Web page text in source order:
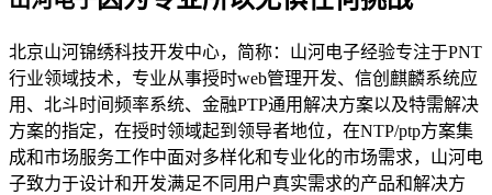
北京山河锦绣科技开发中心，简称：山河电子经验专注于PNT
行业领域技术，专业从事授时web管理开发、信创麒麟系统应
用、北斗时间频率系统、金融PTP通用解决方案以及特需解决
方案的指定，在授时领域起到领导者地位，在NTP/ptp方案集
成和市场服务工作中面对多样化和专业化的市场需求，山河电
子致力于设计和开发满足不同用户真实需求的产品和解决方